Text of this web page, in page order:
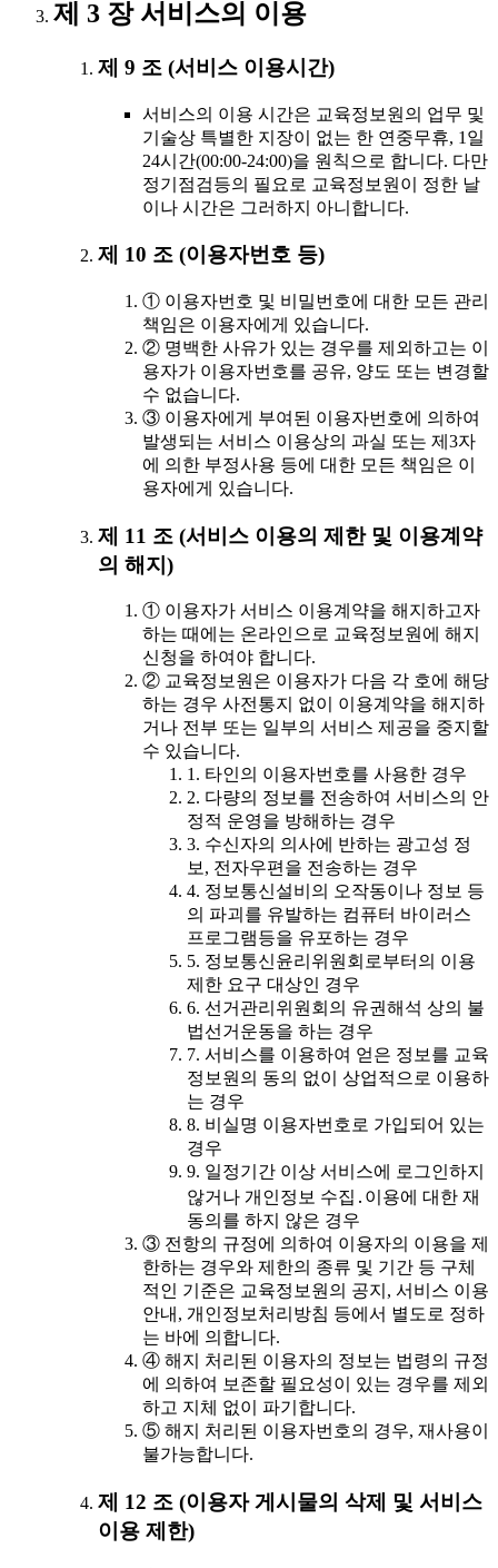
제 3 장 서비스의 이용
제 9 조 (서비스 이용시간)
서비스의 이용 시간은 교육정보원의 업무 및
기술상 특별한 지장이 없는 한 연중무휴, 1일
24시간(00:00-24:00)을 원칙으로 합니다. 다만
정기점검등의 필요로 교육정보원이 정한 날
이나 시간은 그러하지 아니합니다.
제 10 조 (이용자번호 등)
① 이용자번호 및 비밀번호에 대한 모든 관리
책임은 이용자에게 있습니다.
② 명백한 사유가 있는 경우를 제외하고는 이
용자가 이용자번호를 공유, 양도 또는 변경할
수 없습니다.
③ 이용자에게 부여된 이용자번호에 의하여
발생되는 서비스 이용상의 과실 또는 제3자
에 의한 부정사용 등에 대한 모든 책임은 이
용자에게 있습니다.
제 11 조 (서비스 이용의 제한 및 이용계약
의 해지)
① 이용자가 서비스 이용계약을 해지하고자
하는 때에는 온라인으로 교육정보원에 해지
신청을 하여야 합니다.
② 교육정보원은 이용자가 다음 각 호에 해당
하는 경우 사전통지 없이 이용계약을 해지하
거나 전부 또는 일부의 서비스 제공을 중지할
수 있습니다.
1. 타인의 이용자번호를 사용한 경우
2. 다량의 정보를 전송하여 서비스의 안
정적 운영을 방해하는 경우
3. 수신자의 의사에 반하는 광고성 정
보, 전자우편을 전송하는 경우
4. 정보통신설비의 오작동이나 정보 등
의 파괴를 유발하는 컴퓨터 바이러스
프로그램등을 유포하는 경우
5. 정보통신윤리위원회로부터의 이용
제한 요구 대상인 경우
6. 선거관리위원회의 유권해석 상의 불
법선거운동을 하는 경우
7. 서비스를 이용하여 얻은 정보를 교육
정보원의 동의 없이 상업적으로 이용하
는 경우
8. 비실명 이용자번호로 가입되어 있는
경우
9. 일정기간 이상 서비스에 로그인하지
않거나 개인정보 수집․이용에 대한 재
동의를 하지 않은 경우
③ 전항의 규정에 의하여 이용자의 이용을 제
한하는 경우와 제한의 종류 및 기간 등 구체
적인 기준은 교육정보원의 공지, 서비스 이용
안내, 개인정보처리방침 등에서 별도로 정하
는 바에 의합니다.
④ 해지 처리된 이용자의 정보는 법령의 규정
에 의하여 보존할 필요성이 있는 경우를 제외
하고 지체 없이 파기합니다.
⑤ 해지 처리된 이용자번호의 경우, 재사용이
불가능합니다.
제 12 조 (이용자 게시물의 삭제 및 서비스
이용 제한)